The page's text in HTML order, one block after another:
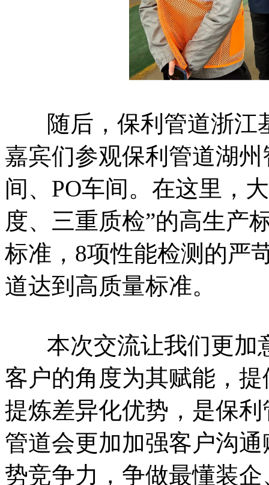
随后，保利管道浙江
嘉宾们参观保利管道湖
间、PO车间。在这里，
度、三重质检”的高生产
标准，8项性能检测的严
道达到高质量标准。
本次交流让我们更加
客户的角度为其赋能，
提炼差异化优势，是保
管道会更加加强客户沟
势竞争力，争做最懂装